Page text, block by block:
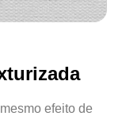
efeito de